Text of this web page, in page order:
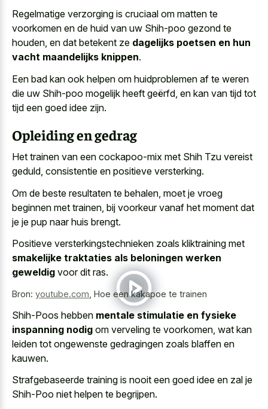
Regelmatige verzorging is cruciaal om matten te
voorkomen en de huid van uw Shih-poo gezond te
houden, en dat betekent ze dagelijks poetsen en hun
vacht maandelijks knippen.
Een bad kan ook helpen om huidproblemen af te weren
die uw Shih-poo mogelijk heeft geërfd, en kan van tijd tot
tijd een goed idee zijn.
Opleiding en gedrag
Het trainen van een cockapoo-mix met Shih Tzu vereist
geduld, consistentie en positieve versterking.
Om de beste resultaten te behalen, moet je vroeg
beginnen met trainen, bij voorkeur vanaf het moment dat
je je pup naar huis brengt.
Positieve versterkingstechnieken zoals kliktraining met
smakelijke traktaties als beloningen werken
geweldig voor dit ras.
Bron: youtube.com Hoe een kakapoe te trainen
Shih-Poos hebben mentale stimulatie en fysieke
inspanning nodig om verveling te voorkomen, wat kan
leiden tot ongewenste gedragingen zoals blaffen en
kauwen.
Strafgebaseerde training is nooit een goed idee en zal je
Shih-Poo niet helpen te begrijpen.